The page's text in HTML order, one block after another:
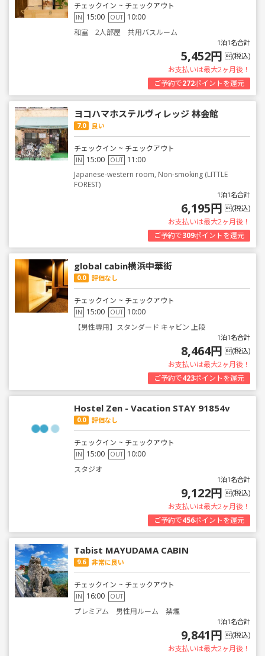
チェックイン ~ チェックアウト
IN 15:00 OUT 10:00
和室 2人部屋 共用バスルーム
1泊1名合計
5,452円 (税込)
お支払いは最大2ヶ月後！
ご予約で272ポイントを還元
ヨコハマホステルヴィレッジ 林会館
7.0 良い
チェックイン ~ チェックアウト
IN 15:00 OUT 11:00
Japanese-western room, Non-smoking (LITTLE
FOREST)
1泊1名合計
6,195円 (税込)
お支払いは最大2ヶ月後！
ご予約で309ポイントを還元
global cabin横浜中華街
0.0 評価なし
チェックイン ~ チェックアウト
IN 15:00 OUT 10:00
【男性専用】スタンダード キャビン 上段
1泊1名合計
8,464円 (税込)
お支払いは最大2ヶ月後！
ご予約で423ポイントを還元
Hostel Zen - Vacation STAY 91854v
0.0 評価なし
チェックイン ~ チェックアウト
IN 15:00 OUT 10:00
スタジオ
1泊1名合計
9,122円 (税込)
お支払いは最大2ヶ月後！
ご予約で456ポイントを還元
Tabist MAYUDAMA CABIN
9.6 非常に良い
チェックイン ~ チェックアウト
IN 16:00 OUT
プレミアム 男性用ルーム 禁煙
1泊1名合計
9,841円 (税込)
お支払いは最大2ヶ月後！